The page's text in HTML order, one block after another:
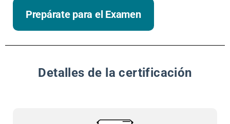
Prepárate para el Examen
Detalles de la certificación